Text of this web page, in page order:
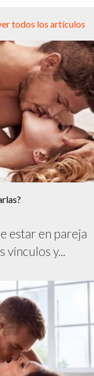
todos los artículos
estar en pareja
vínculos y...